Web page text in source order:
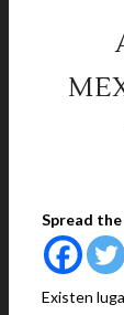
Spread
Existen